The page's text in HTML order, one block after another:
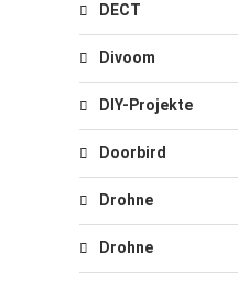
DECT
Divoom
DIY-Projekte
Doorbird
Drohne
Drohne